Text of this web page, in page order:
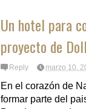
Un hotel para
proyecto de
Reply marzo 10,
En el corazón de
formar parte del